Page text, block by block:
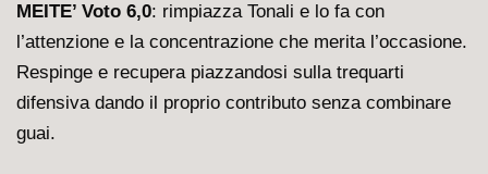
MEITE’ Voto 6,0: rimpiazza Tonali e lo fa con
l’attenzione e la concentrazione che merita l’occasione.
Respinge e recupera piazzandosi sulla trequarti
difensiva dando il proprio contributo senza combinare
guai.